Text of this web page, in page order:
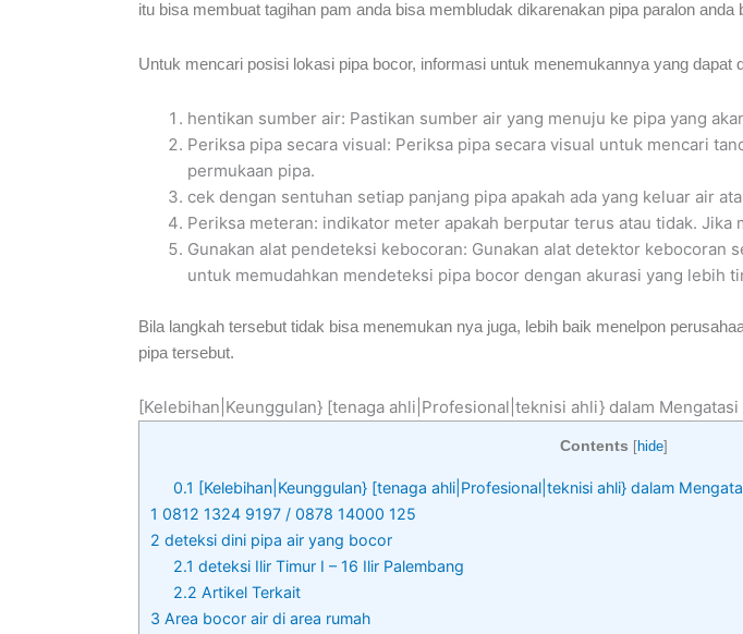
itu bisa membuat tagihan pam anda bisa membludak dikarenakan pipa paralon anda
Untuk mencari posisi lokasi pipa bocor, informasi untuk menemukannya yang dapat
hentikan sumber air: Pastikan sumber air yang menuju ke pipa yang
Periksa pipa secara visual: Periksa pipa secara visual untuk mencari
permukaan pipa.
cek dengan sentuhan setiap panjang pipa apakah ada yang keluar air
Periksa meteran: indikator meter apakah berputar terus atau tidak.
Gunakan alat pendeteksi kebocoran: Gunakan alat detektor
untuk memudahkan mendeteksi pipa bocor dengan akurasi yang lebih
Bila langkah tersebut tidak bisa menemukan nya juga, lebih baik menelpon
pipa tersebut.
[Kelebihan|Keunggulan} [tenaga ahli|Profesional|teknisi ahli} dalam
Contents [hide]
0.1 [Kelebihan|Keunggulan} [tenaga ahli|Profesional|teknisi ahli} dalam
1 0812 1324 9197 / 0878 14000 125
2 deteksi dini pipa air yang bocor
2.1 deteksi Ilir Timur I – 16 Ilir Palembang
2.2 Artikel Terkait
3 Area bocor air di area rumah